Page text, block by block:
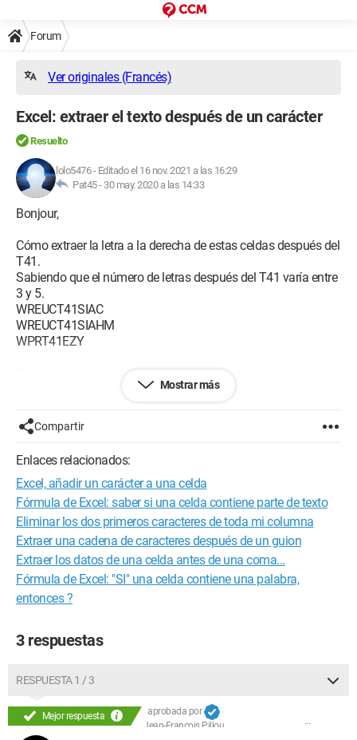
Forum
Ver originales (Francés)
Excel: extraer el texto después de un carácter
Resuelto
lolo5476- Editado el 16 nov. 2021 a las 16:29
Pat45 - 30 may. 2020 a las 14:33
Bonjour,
Cómo extraer la letra a la derecha de estas celdas después del
T41.
Sabiendo que el número de letras después del T41 varía entre
3 y 5.
WREUCT41SIAC
WREUCT41SIAHM
WPRT41EZY
ENCONTRAR("T41";A1;ENCONTRAR("T41";A1)+1))
Le agradezco.
Aposté chocolate a que lo encontraría, pero ya llevo 30
minutos con esto.
Mostrar más
Compartir
Enlaces relacionados:
Excel, añadir un carácter a una celda
Fórmula de Excel: saber si una celda contiene parte de texto
Eliminar los dos primeros caracteres de toda mi columna
Extraer una cadena de caracteres después de un guion
Extraer los datos de una celda antes de una coma...
Fórmula de Excel: "SI" una celda contiene una palabra,
entonces ?
3 respuestas
RESPUESTA 1 / 3
Mejor respuesta
aprobada por
Jean-François Pillou